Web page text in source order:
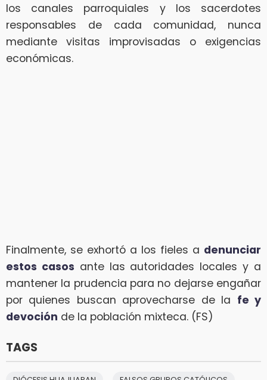
los canales parroquiales y los sacerdotes
responsables de cada comunidad, nunca
mediante visitas improvisadas o exigencias
económicas.
Finalmente, se exhortó a los fieles a denunciar
estos casos ante las autoridades locales y a
mantener la prudencia para no dejarse engañar
por quienes buscan aprovecharse de la fe y
devoción de la población mixteca. (FS)
TAGS